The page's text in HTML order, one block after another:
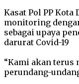
Kasat Pol PP
monitoring
sebagai upaya
darurat Covid-19
“Kami akan terus
perundang-